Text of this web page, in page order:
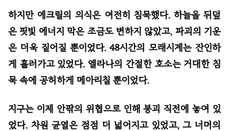
하지만 에크릴의 의식은 여전히 침묵했다. 하늘을 뒤덮
은 핏빛 에너지 막은 조금도 변하지 않았고, 파괴의 기운
은 더욱 짙어질 뿐이었다. 48시간의 모래시계는 잔인하
게 흘러가고 있었다. 엘라나의 간절한 호소는 거대한 침
묵 속에 공허하게 메아리칠 뿐이었다.
지구는 이제 안팎의 위협으로 인해 붕괴 직전에 놓여 있
었다. 차원 균열은 점점 더 넓어지고 있었고, 그 너머의